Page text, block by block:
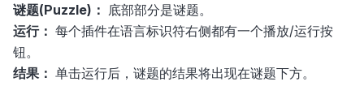
谜题(Puzzle)： 底部部分是谜题。
运行： 每个插件在语言标识符右侧都有一个播放/运行按
钮。
结果： 单击运行后，谜题的结果将出现在谜题下方。